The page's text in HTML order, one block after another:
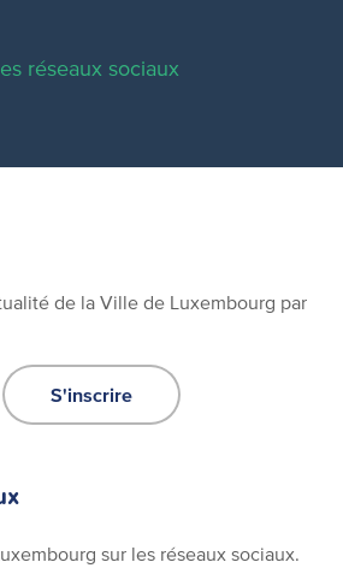
réseaux sociaux
de la Ville de Luxembourg par
S'inscrire
sur les réseaux sociaux.